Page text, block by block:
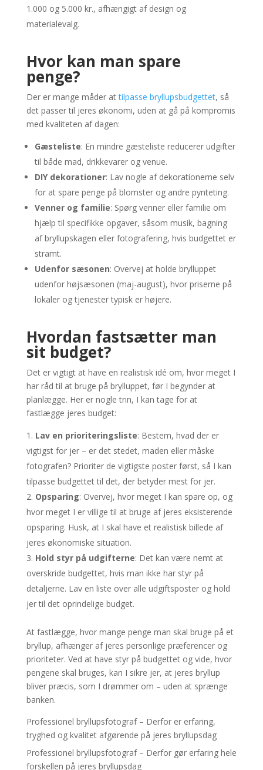
1.000 og 5.000 kr., afhængigt af design og
materialevalg.
Hvor kan man spare
penge?
Der er mange måder attilpasse bryllupsbudgettet, så
det passer til jeres økonomi, uden at gå på kompromis
med kvaliteten af dagen:
Gæsteliste: En mindre gæsteliste reducerer udgifter
til både mad, drikkevarer og venue.
DIY dekorationer: Lav nogle af dekorationerne selv
for at spare penge på blomster og andre pynteting.
Venner og familie: Spørg venner eller familie om
hjælp til specifikke opgaver, såsom musik, bagning
af bryllupskagen eller fotografering, hvis budgettet er
stramt.
Udenfor sæsonen: Overvej at holde brylluppet
udenfor højsæsonen (maj-august), hvor priserne på
lokaler og tjenester typisk er højere.
Hvordan fastsætter man
sit budget?
Det er vigtigt at have en realistisk idé om, hvor meget I
har råd til at bruge på brylluppet, før I begynder at
planlægge. Her er nogle trin, I kan tage for at
fastlægge jeres budget:
Lav en prioriteringsliste: Bestem, hvad der er
vigtigst for jer – er det stedet, maden eller måske
fotografen? Prioriter de vigtigste poster først, så I kan
tilpasse budgettet til det, der betyder mest for jer.
Opsparing: Overvej, hvor meget I kan spare op, og
hvor meget I er villige til at bruge af jeres eksisterende
opsparing. Husk, at I skal have et realistisk billede af
jeres økonomiske situation.
Hold styr på udgifterne: Det kan være nemt at
overskride budgettet, hvis man ikke har styr på
detaljerne. Lav en liste over alle udgiftsposter og hold
jer til det oprindelige budget.
At fastlægge, hvor mange penge man skal bruge på et
bryllup, afhænger af jeres personlige præferencer og
prioriteter. Ved at have styr på budgettet og vide, hvor
pengene skal bruges, kan I sikre jer, at jeres bryllup
bliver præcis, som I drømmer om – uden at sprænge
banken.
Professionel bryllupsfotograf – Derfor er erfaring,
tryghed og kvalitet afgørende på jeres bryllupsdag
Professionel bryllupsfotograf – Derfor gør erfaring hele
forskellen på jeres bryllupsdag